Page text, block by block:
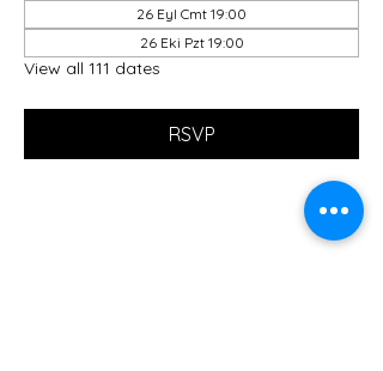
26 Eyl Cmt 19:00
26 Eki Pzt 19:00
View all 111 dates
RSVP